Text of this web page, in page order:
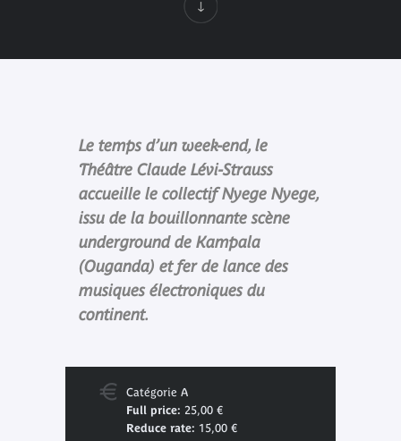
Le temps d’un week-end, le
Théâtre Claude Lévi-Strauss
accueille le collectif Nyege Nyege,
issu de la bouillonnante scène
underground de Kampala
(Ouganda) et fer de lance des
musiques électroniques du
continent.
Catégorie A
Full price: 25,00 €
Reduce rate: 15,00 €